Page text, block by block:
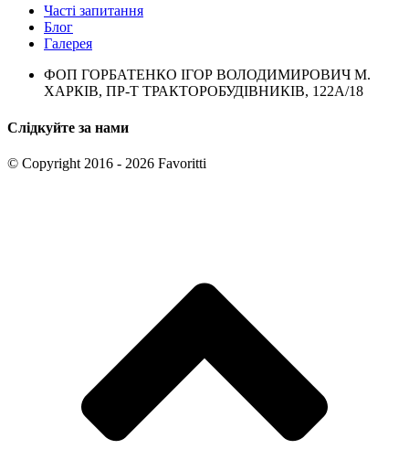
Часті запитання
Блог
Галерея
ФОП ГОРБАТЕНКО ІГОР ВОЛОДИМИРОВИЧ М.
ХАРКІВ, ПР-Т ТРАКТОРОБУДІВНИКІВ, 122А/18
Слідкуйте за нами
© Copyright 2016 - 2026 Favoritti